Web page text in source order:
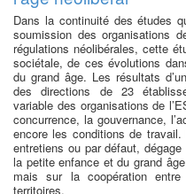
Dans la continuité des études
soumission des organisations
régulations néolibérales, cette
sociétale, de ces évolutions
du grand âge. Les résultats
des directions de 23
variable des organisations de
concurrence, la gouvernance,
encore les conditions de
entretiens ou par défaut,
la petite enfance et du grand
mais sur la coopération
territoires.